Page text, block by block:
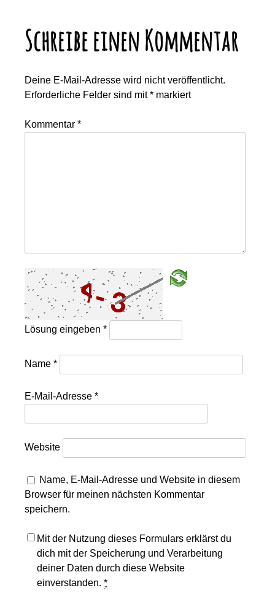
Schreibe einen Kommentar
Deine E-Mail-Adresse wird nicht veröffentlicht.
Erforderliche Felder sind mit* markiert
Kommentar*
Lösung eingeben*
Name*
E-Mail-Adresse*
Website
Name, E-Mail-Adresse und Website in diesem
Browser für meinen nächsten Kommentar
speichern.
Mit der Nutzung dieses Formulars erklärst du
dich mit der Speicherung und Verarbeitung
deiner Daten durch diese Website
einverstanden.*